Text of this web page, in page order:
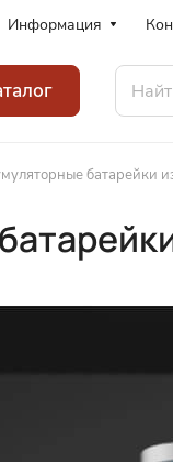
Информация
батарейки